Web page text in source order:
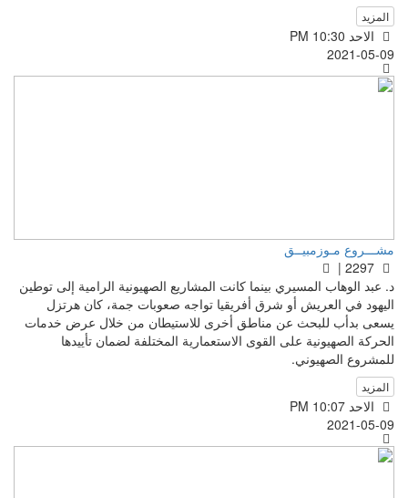
المزيد
الاحد PM 10:30
2021-05-09
مشـــروع مـوزمبيــق
د. عبد الوهاب المسيري بينما كانت المشاريع الصهيونية الرامية إلى توطين
اليهود في العريش أو شرق أفريقيا تواجه صعوبات جمة، كان هرتزل
يسعى بدأب للبحث عن مناطق أخرى للاستيطان من خلال عرض خدمات
الحركة الصهيونية على القوى الاستعمارية المختلفة لضمان تأييدها
للمشروع الصهيوني.
المزيد
الاحد PM 10:07
2021-05-09